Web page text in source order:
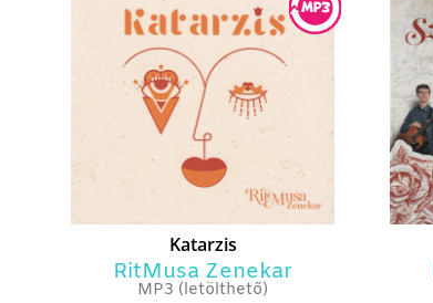
Katarzis
RitMusa Zenekar
MP3 (letölthető)